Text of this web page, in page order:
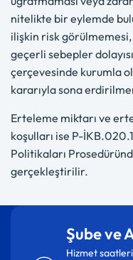
nitelikte bir eylemde
ilişkin risk görülmemesi,
geçerli sebepler
çerçevesinde kurumla
kararıyla sona
Erteleme miktarı ve
koşulları ise P-
Politikaları
gerçekleştirilir.
Şube ve
Hizmet